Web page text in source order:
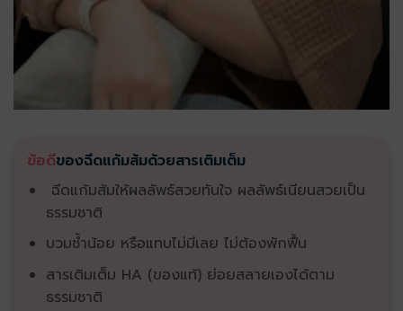
ข้อดีของฉีดแก้มส้มด้วยสารเติมเต็ม
ฉีดแก้มส้มให้ผลลัพธ์สวยทันใจ ผลลัพธ์เนียนสวยเป็น
ธรรมชาติ
บวมช้ำน้อย หรือแทบไม่มีเลย ไม่ต้องพักฟื้น
สารเติมเต็ม HA (ของแท้) ย่อยสลายเองได้ตาม
ธรรมชาติ